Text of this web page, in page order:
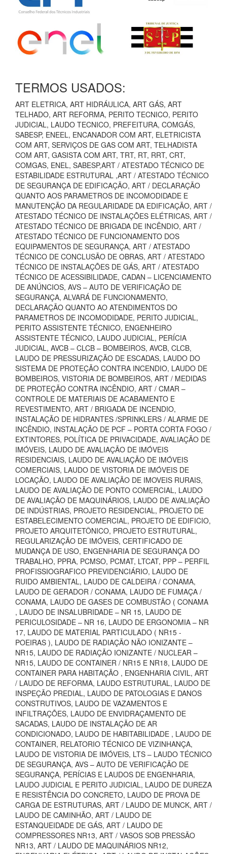
TERMOS USADOS:
ART ELETRICA, ART HIDRÁULICA, ART GÁS, ART
TELHADO, ART REFORMA, PERITO TECNICO, PERITO
JUDICIAL, LAUDO TECNICO, PREFEITURA, COMGÁS,
SABESP, ENEEL, ENCANADOR COM ART, ELETRICISTA
COM ART, SERVIÇOS DE GAS COM ART, TELHADISTA
COM ART, GASISTA COM ART, TRT, RT, RRT, CRT,
COMGAS, ENEL, SABESP,ART / ATESTADO TÉCNICO DE
ESTABILIDADE ESTRUTURAL ,ART / ATESTADO TÉCNICO
DE SEGURANÇA DE EDIFICAÇÃO, ART / DECLARAÇÃO
QUANTO AOS PARAMETROS DE INCOMODIDADE E
MANUTENÇÃO DA REGULARIDADE DA EDIFICAÇÃO, ART /
ATESTADO TÉCNICO DE INSTALAÇÕES ELÉTRICAS, ART /
ATESTADO TÉCNICO DE BRIGADA DE INCÊNDIO, ART /
ATESTADO TÉCNICO DE FUNCIONAMENTO DOS
EQUIPAMENTOS DE SEGURANÇA, ART / ATESTADO
TÉCNICO DE CONCLUSÃO DE OBRAS, ART / ATESTADO
TÉCNICO DE INSTALAÇÕES DE GÁS, ART / ATESTADO
TÉCNICO DE ACESSIBILIDADE, CADAN – LICENCIAMENTO
DE ANÚNCIOS, AVS – AUTO DE VERIFICAÇÃO DE
SEGURANÇA, ALVARÁ DE FUNCIONAMENTO,
DECLARAÇÃO QUANTO AO ATENDIMENTOS DO
PARAMETROS DE INCOMODIDADE, PERITO JUDICIAL,
PERITO ASSISTENTE TÉCNICO, ENGENHEIRO
ASSISTENTE TÉCNICO, LAUDO JUDICIAL, PERÍCIA
JUDICIAL, AVCB – CLCB – BOMBEIROS, AVCB, CLCB,
LAUDO DE PRESSURIZAÇÃO DE ESCADAS, LAUDO DO
SISTEMA DE PROTEÇÃO CONTRA INCENDIO, LAUDO DE
BOMBEIROS, VISTORIA DE BOMBEIROS, ART / MEDIDAS
DE PROTEÇÃO CONTRA INCÊNDIO, ART / CMAR –
CONTROLE DE MATERIAIS DE ACABAMENTO E
REVESTIMENTO, ART / BRIGADA DE INCENDIO,
INSTALAÇÃO DE HIDRANTES /SPRINKLERS / ALARME DE
INCÊNDIO, INSTALAÇÃO DE PCF – PORTA CORTA FOGO /
EXTINTORES, POLÍTICA DE PRIVACIDADE, AVALIAÇÃO DE
IMÓVEIS, LAUDO DE AVALIAÇÃO DE IMÓVEIS
RESIDENCIAIS, LAUDO DE AVALIAÇÃO DE IMÓVEIS
COMERCIAIS, LAUDO DE VISTORIA DE IMÓVEIS DE
LOCAÇÃO, LAUDO DE AVALIAÇÃO DE IMOVEIS RURAIS,
LAUDO DE AVALIAÇÃO DE PONTO COMERCIAL, LAUDO
DE AVALIAÇÃO DE MAQUINÁRIOS, LAUDO DE AVALIAÇÃO
DE INDÚSTRIAS, PROJETO RESIDENCIAL, PROJETO DE
ESTABELECIMENTO COMERCIAL, PROJETO DE EDIFICIO,
PROJETO ARQUITETÔNICO, PROJETO ESTRUTURAL,
REGULARIZAÇÃO DE IMÓVEIS, CERTIFICADO DE
MUDANÇA DE USO, ENGENHARIA DE SEGURANÇA DO
TRABALHO, PPRA, PCMSO, PCMAT, LTCAT, PPP – PERFIL
PROFISSIOGRAFICO PREVIDENCIÁRIO, LAUDO DE
RUIDO AMBIENTAL, LAUDO DE CALDEIRA / CONAMA,
LAUDO DE GERADOR / CONAMA, LAUDO DE FUMAÇA /
CONAMA, LAUDO DE GASES DE COMBUSTÃO ( CONAMA
, LAUDO DE INSALUBRIDADE – NR 15, LAUDO DE
PERICULOSIDADE – NR 16, LAUDO DE ERGONOMIA – NR
17, LAUDO DE MATERIAL PARTICULADO ( NR15 -
POEIRAS ), LAUDO DE RADIAÇÃO NÃO IONIZANTE –
NR15, LAUDO DE RADIAÇÃO IONIZANTE / NUCLEAR –
NR15, LAUDO DE CONTAINER / NR15 E NR18, LAUDO DE
CONTAINER PARA HABITAÇÃO , ENGENHARIA CIVIL, ART
/ LAUDO DE REFORMA, LAUDO ESTRUTURAL, LAUDO DE
INSPEÇÃO PREDIAL, LAUDO DE PATOLOGIAS E DANOS
CONSTRUTIVOS, LAUDO DE VAZAMENTOS E
INFILTRAÇÕES, LAUDO DE ENVIDRAÇAMENTO DE
SACADAS, LAUDO DE INSTALAÇÃO DE AR
CONDICIONADO, LAUDO DE HABITABILIDADE , LAUDO DE
CONTAINER, RELATORIO TÉCNICO DE VIZINHANÇA,
LAUDO DE VISTORIA DE IMÓVEIS, LTS – LAUDO TÉCNICO
DE SEGURANÇA, AVS – AUTO DE VERIFICAÇÃO DE
SEGURANÇA, PERÍCIAS E LAUDOS DE ENGENHARIA,
LAUDO JUDICIAL E PERITO JUDICIAL, LAUDO DE DUREZA
E RESISTÊNCIA DO CONCRETO, LAUDO DE PROVA DE
CARGA DE ESTRUTURAS, ART / LAUDO DE MUNCK, ART /
LAUDO DE CAMINHÃO, ART / LAUDO DE
ESTANQUEIDADE DE GÁS, ART / LAUDO DE
COMPRESSORES NR13, ART / VASOS SOB PRESSÃO
NR13, ART / LAUDO DE MAQUINÁRIOS NR12,